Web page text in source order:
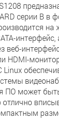
серии B в
на
веб-
HDMI-
ПО может
отлично